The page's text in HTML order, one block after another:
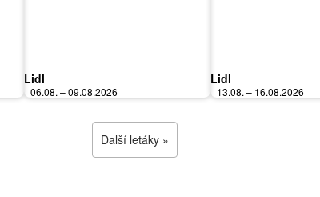
Lidl
06.08. – 09.08.2026
Lidl
13.08. – 16.08.2026
Další letáky »